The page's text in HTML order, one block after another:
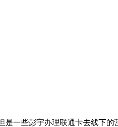
一些彭宇办理联通卡去线下的